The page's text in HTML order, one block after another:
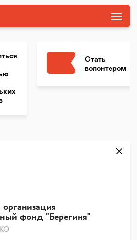
Стать
волонтером
фонд "Берегиня"